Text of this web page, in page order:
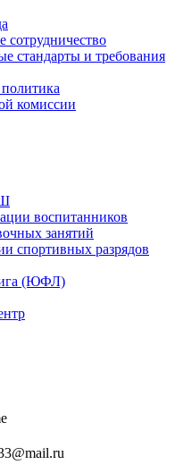
стандарты и требования
комиссии
воспитанников
занятий
спортивных разрядов
(ЮФЛ)